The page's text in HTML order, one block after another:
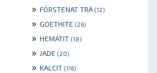
» FÖRSTENAT TRÄ (12)
» GOETHITE (26)
» HEMATIT (18)
» JADE (20)
» KALCIT (116)